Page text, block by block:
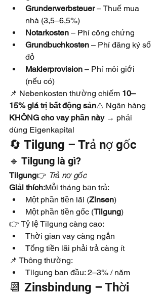
Grunderwerbsteuer – Thuế mua
nhà (3,5–6,5%)
Notarkosten – Phí công chứng
Grundbuchkosten – Phí đăng ký sổ
đỏ
Maklerprovision – Phí môi giới
(nếu có)
📌 Nebenkosten thường chiếm 10–
15% giá trị bất động sản⚠️ Ngân hàng
KHÔNG cho vay phần này → phải
dùng Eigenkapital
🔄 Tilgung – Trả nợ gốc
🔹 Tilgung là gì?
Tilgung👉 Trả nợ gốc
Giải thích:Mỗi tháng bạn trả:
Một phần tiền lãi (Zinsen)
Một phần tiền gốc (Tilgung)
👉 Tỷ lệ Tilgung càng cao:
Thời gian vay càng ngắn
Tổng tiền lãi phải trả càng ít
📌 Thông thường:
Tilgung ban đầu: 2–3% / năm
📆 Zinsbindung – Thời